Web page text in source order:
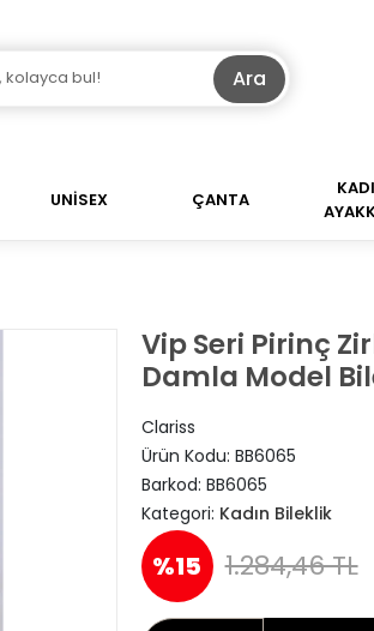
Ara
UNİSEX ÇANTA
Vip Seri Pirinç
Damla Model
Clariss
Ürün Kodu: BB6065
Barkod: BB6065
Kategori: Kadın Bileklik
%15 1.284,46 TL